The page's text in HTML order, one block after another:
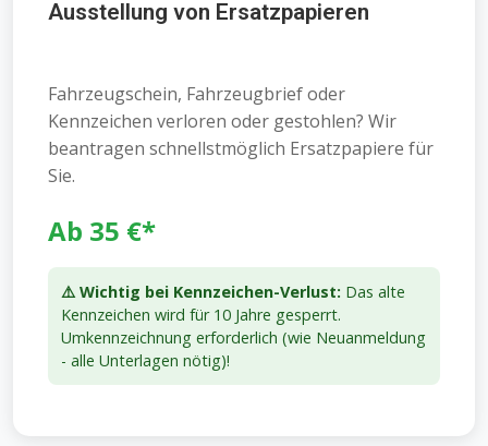
Ausstellung von Ersatzpapieren
Fahrzeugschein, Fahrzeugbrief oder
Kennzeichen verloren oder gestohlen? Wir
beantragen schnellstmöglich Ersatzpapiere für
Sie.
Ab 35 €*
⚠️ Wichtig bei Kennzeichen-Verlust: Das alte
Kennzeichen wird für 10 Jahre gesperrt.
Umkennzeichnung erforderlich (wie Neuanmeldung
- alle Unterlagen nötig)!